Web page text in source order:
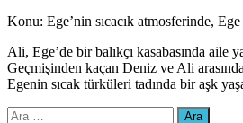
Konu: Ege’nin sıcacık atmosferinde,
Ali, Ege’de bir balıkçı kasabasında
Geçmişinden kaçan Deniz ve Ali
Egenin sıcak türküleri tadında bir aşk
Arama: